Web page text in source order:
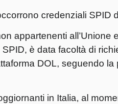
credenziali SPID
appartenenti all’Unione
è data facoltà di
DOL, seguendo
in Italia, al